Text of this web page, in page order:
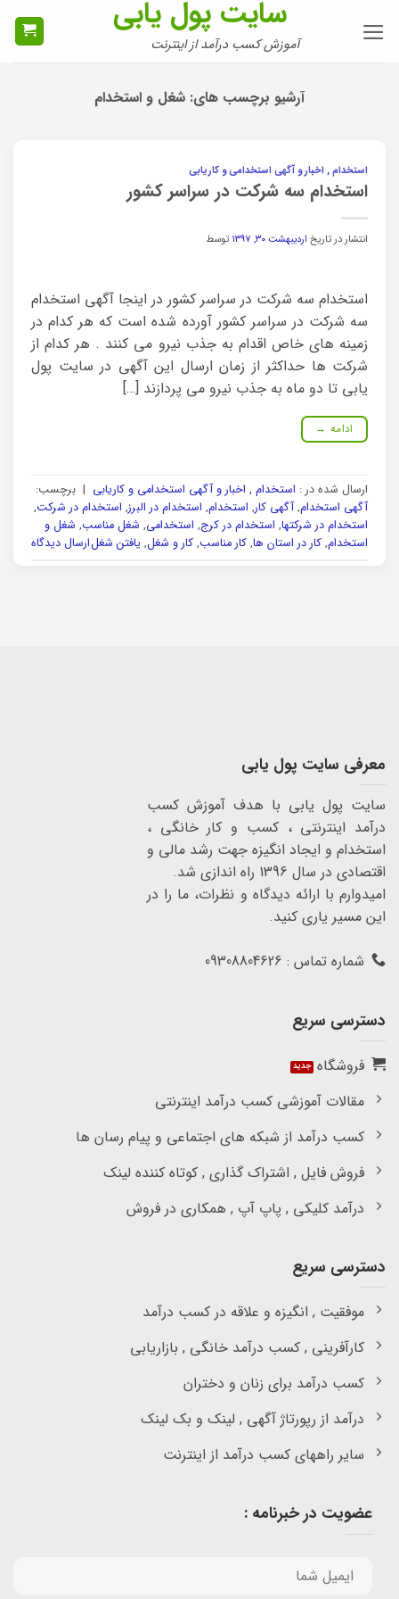
سایت پول یابی
آموزش کسب درآمد از اینترنت
آرشیو برچسب های: شغل و استخدام
استخدام , اخبار و آگهی استخدامی و کاریابی
استخدام سه شرکت در سراسر کشور
انتشار در تاریخ اردیبهشت ۳۰, ۱۳۹۷ توسط
استخدام سه شرکت در سراسر کشور در اینجا آگهی استخدام
سه شرکت در سراسر کشور آورده شده است که هر کدام در
زمینه های خاص اقدام به جذب نیرو می کنند . هر کدام از
شرکت ها حداکثر از زمان ارسال این آگهی در سایت پول
یابی تا دو ماه به جذب نیرو می پردازند […]
ادامه →
ارسال شده در : استخدام , اخبار و آگهی استخدامی و کاریابی | برچسب:
آگهی استخدام,آگهی کار, استخدام, استخدام در البرز, استخدام در شرکت,
استخدام در شرکتها, استخدام در کرج, استخدامی, شغل مناسب, شغل و
استخدام, کار در استان ها, کار مناسب, کار و شغل, یافتن شغلارسال دیدگاه
معرفی سایت پول یابی
سایت پول یابی با هدف آموزش کسب
درآمد اینترنتی ، کسب و کار خانگی ،
استخدام و ایجاد انگیزه جهت رشد مالی و
اقتصادی در سال 1396 راه اندازی شد.
امیدوارم با ارائه دیدگاه و نظرات، ما را در
این مسیر یاری کنید.
شماره تماس : 09308804626
دسترسی سریع
فروشگاه
مقالات آموزشی کسب درآمد اینترنتی
کسب درآمد از شبکه های اجتماعی و پیام رسان ها
فروش فایل , اشتراک گذاری , کوتاه کننده لینک
درآمد کلیکی , پاپ آپ , همکاری در فروش
دسترسی سریع
موفقیت , انگیزه و علاقه در کسب درآمد
کارآفرینی , کسب درآمد خانگی , بازاریابی
کسب درآمد برای زنان و دختران
درآمد از رپورتاژ آگهی , لینک و بک لینک
سایر راههای کسب درآمد از اینترنت
عضویت در خبرنامه :